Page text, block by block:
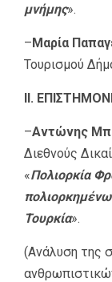
μνήμης».
–Μαρία
Τουρισμού
II.
–Αντώνης
Διεθνούς
«Πολιορκία
Τουρκία».
(Ανάλυση της